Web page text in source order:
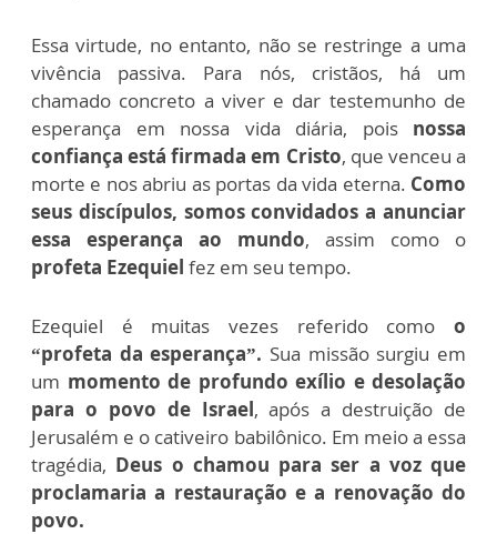
Essa virtude, no entanto, não se restringe a uma
vivência passiva. Para nós, cristãos, há um
chamado concreto a viver e dar testemunho de
esperança em nossa vida diária, pois nossa
confiança está firmada em Cristo, que venceu a
morte e nos abriu as portas da vida eterna. Como
seus discípulos, somos convidados a anunciar
essa esperança ao mundo, assim como o
profeta Ezequiel fez em seu tempo.
Ezequiel é muitas vezes referido como o
“profeta da esperança”. Sua missão surgiu em
um momento de profundo exílio e desolação
para o povo de Israel, após a destruição de
Jerusalém e o cativeiro babilônico. Em meio a essa
tragédia, Deus o chamou para ser a voz que
proclamaria a restauração e a renovação do
povo.